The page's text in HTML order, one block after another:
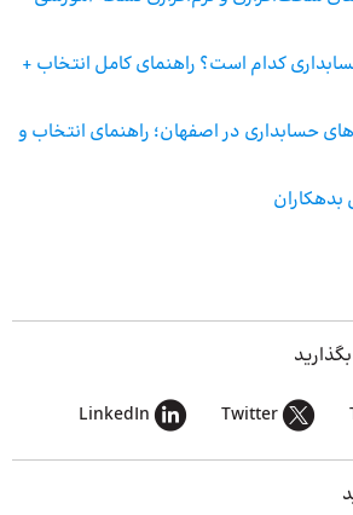
کدام است؟ راهنمای کامل انتخاب +
حسابداری در اصفهان؛ راهنمای انتخاب و
Twitter
LinkedIn